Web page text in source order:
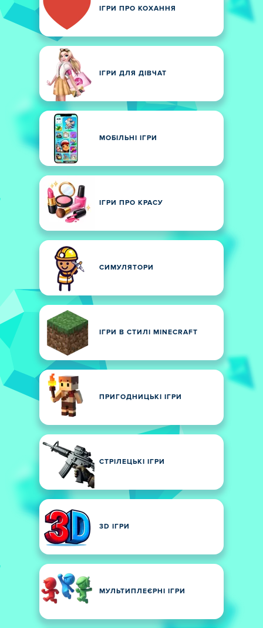
ІГРИ ПРО КОХАННЯ
ІГРИ ДЛЯ ДІВЧАТ
МОБІЛЬНІ ІГРИ
ІГРИ ПРО КРАСУ
СИМУЛЯТОРИ
ІГРИ В СТИЛІ MINECRAFT
ПРИГОДНИЦЬКІ ІГРИ
СТРІЛЕЦЬКІ ІГРИ
3D ІГРИ
МУЛЬТИПЛЕЄРНІ ІГРИ